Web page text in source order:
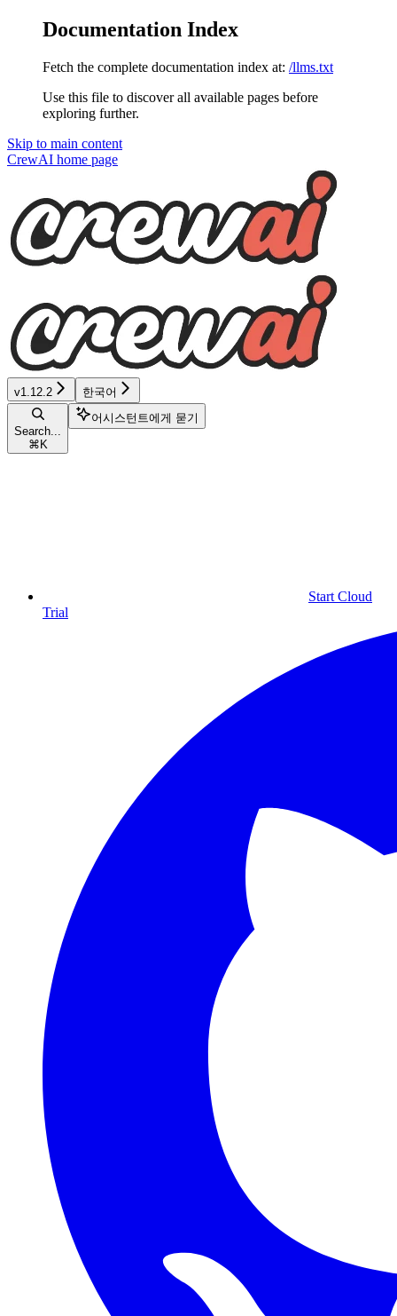
Documentation Index
Fetch the complete documentation index at: /llms.txt
Use this file to discover all available pages before
exploring further.
Skip to main content
CrewAI home page
v1.12.2 한국어
Search...
⌘ K
어시스턴트에게 묻기
Start Cloud
Trial